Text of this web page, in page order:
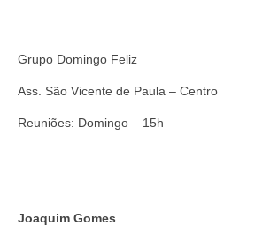
Grupo Domingo Feliz
Ass. São Vicente de Paula – Centro
Reuniões: Domingo – 15h
Joaquim Gomes